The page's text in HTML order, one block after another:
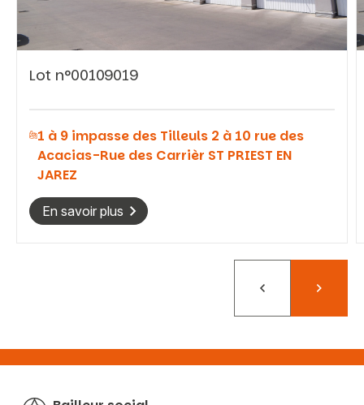
Rechercher
Lot n°00109019
1 à 9 impasse des Tilleuls 2 à 10 rue des
Acacias-Rue des Carrièr ST PRIEST EN
JAREZ
En savoir plus
PrécédentSuivant